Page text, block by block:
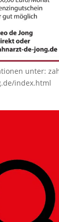
unter:
index.html